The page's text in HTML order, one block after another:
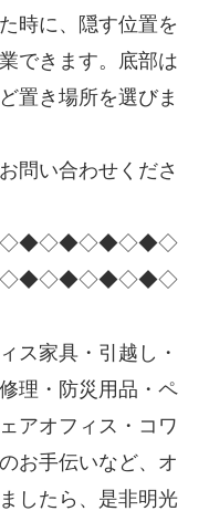
時に、隠す位置を
できます。底部は
置き場所を選びま
問い合わせくださ
ス家具・引越し・
理・防災用品・ペ
アオフィス・コワ
お手伝いなど、オ
したら、是非明光